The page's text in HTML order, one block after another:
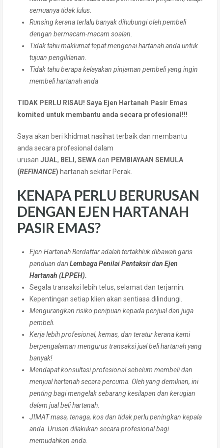
semuanya tidak lulus.
Runsing kerana terlalu banyak dihubungi oleh pembeli
dengan bermacam-macam soalan.
Tidak tahu maklumat tepat mengenai hartanah anda untuk
tujuan pengiklanan.
Tidak tahu berapa kelayakan pinjaman pembeli yang ingin
membeli hartanah anda
TIDAK PERLU RISAU! Saya Ejen Hartanah Pasir Emas
komited untuk membantu anda secara profesional!!!
Saya akan beri khidmat nasihat terbaik dan membantu
anda secara profesional dalam
urusan JUAL, BELI , SEWAdan PEMBIAYAAN SEMULA
(REFINANCE) hartanah sekitar Perak.
KENAPA PERLU BERURUSAN
DENGAN EJEN HARTANAH
PASIR EMAS?
Ejen Hartanah Berdaftar adalah tertakhluk dibawah garis
panduan dariLembaga Penilai Pentaksir dan Ejen
Hartanah (LPPEH).
Segala transaksi lebih telus, selamat dan terjamin.
Kepentingan setiap klien akan sentiasa dilindungi.
Mengurangkan risiko penipuan kepada penjual dan juga
pembeli.
Kerja lebih profesional, kemas, dan teratur kerana kami
berpengalaman mengurus transaksi jual beli hartanah yang
banyak!
Mendapat konsultasi profesional sebelum membeli dan
menjual hartanah secara percuma. Oleh yang demikian, ini
penting bagi mengelak sebarang kesilapan dan kerugian
dalam jual beli hartanah.
JIMAT masa, tenaga, kos dan tidak perlu peningkan kepala
anda. Urusan dilakukan secara profesional bagi
memudahkan anda.